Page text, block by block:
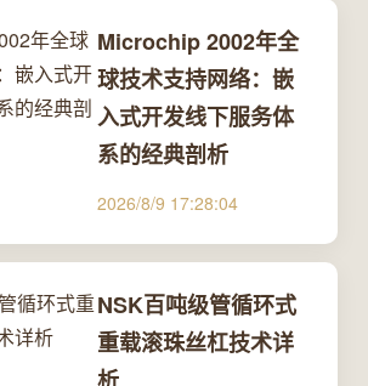
Microchip 2002年全
球技术支持网络：嵌
入式开发线下服务体
系的经典剖析
2026/8/9 17:28:04
NSK百吨级管循环式
重载滚珠丝杠技术详
析